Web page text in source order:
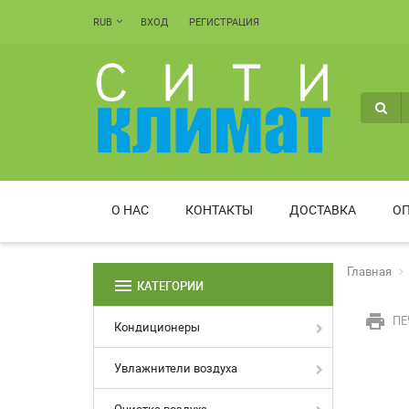
RUB ВХОД РЕГИСТРАЦИЯ
О НАС КОНТАКТЫ ДОСТАВКА
menu КАТЕГОРИИ
Кондиционеры
Увлажнители воздуха
Главная
print